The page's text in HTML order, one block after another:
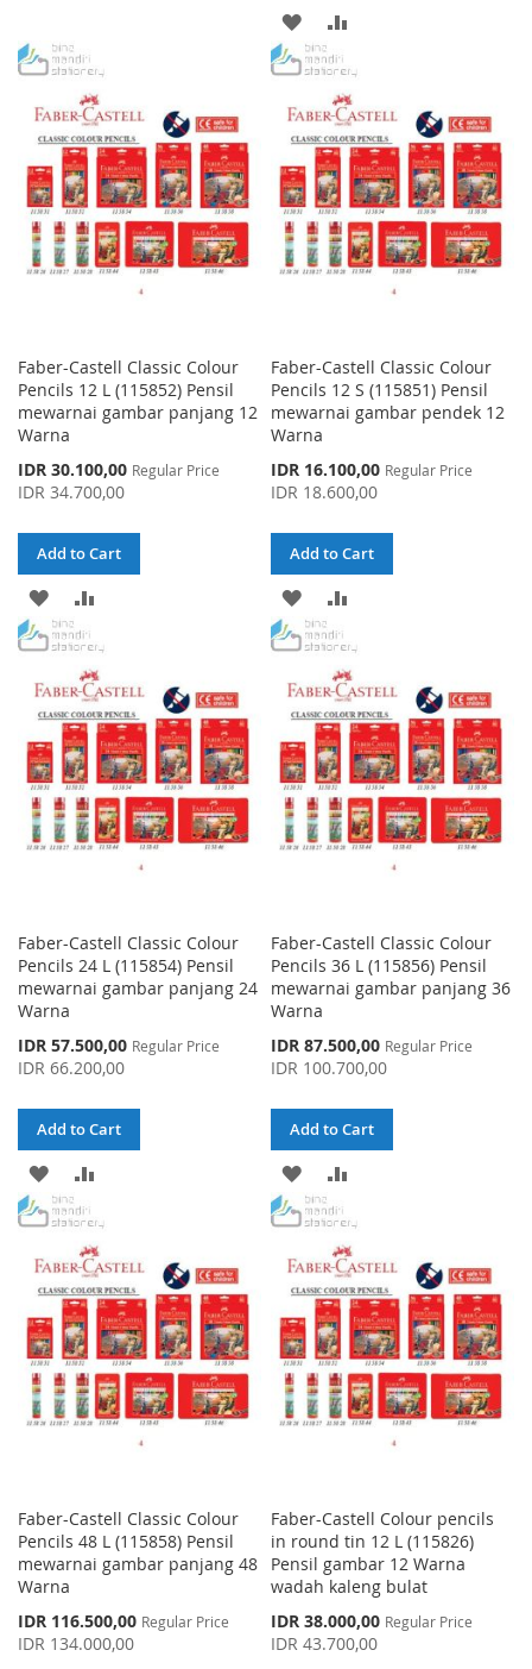
LIST
ADD
TO
WISH
LIST
COMPARE
Faber-Castell Classic Colour
Pencils 12 L (115852) Pensil
mewarnai gambar panjang 12
Warna
Special
Price
IDR 30.100,00 Regular Price
IDR 34.700,00
Add to Cart
ADD
TO
WISH
LIST
COMPARE
Faber-Castell Classic Colour
Pencils 12 S (115851) Pensil
mewarnai gambar pendek 12
Warna
Special
Price
IDR 16.100,00 Regular Price
IDR 18.600,00
Add to Cart
ADD
TO
WISH
LIST
COMPARE
Faber-Castell Classic Colour
Pencils 24 L (115854) Pensil
mewarnai gambar panjang 24
Warna
Special
Price
IDR 57.500,00 Regular Price
IDR 66.200,00
Add to Cart
ADD
TO
WISH
LIST
COMPARE
Faber-Castell Classic Colour
Pencils 36 L (115856) Pensil
mewarnai gambar panjang 36
Warna
Special
Price
IDR 87.500,00 Regular Price
IDR 100.700,00
Add to Cart
ADD
TO
WISH
LIST
COMPARE
Faber-Castell Classic Colour
Pencils 48 L (115858) Pensil
mewarnai gambar panjang 48
Warna
Special
Price
IDR 116.500,00 Regular Price
IDR 134.000,00
Faber-Castell Colour pencils
in round tin 12 L (115826)
Pensil gambar 12 Warna
wadah kaleng bulat
Special
Price
IDR 38.000,00 Regular Price
IDR 43.700,00